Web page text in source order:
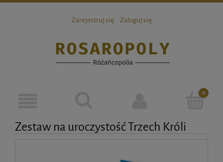
Zarejestruj się Zaloguj się
Zestaw na uroczystość Trzech Króli